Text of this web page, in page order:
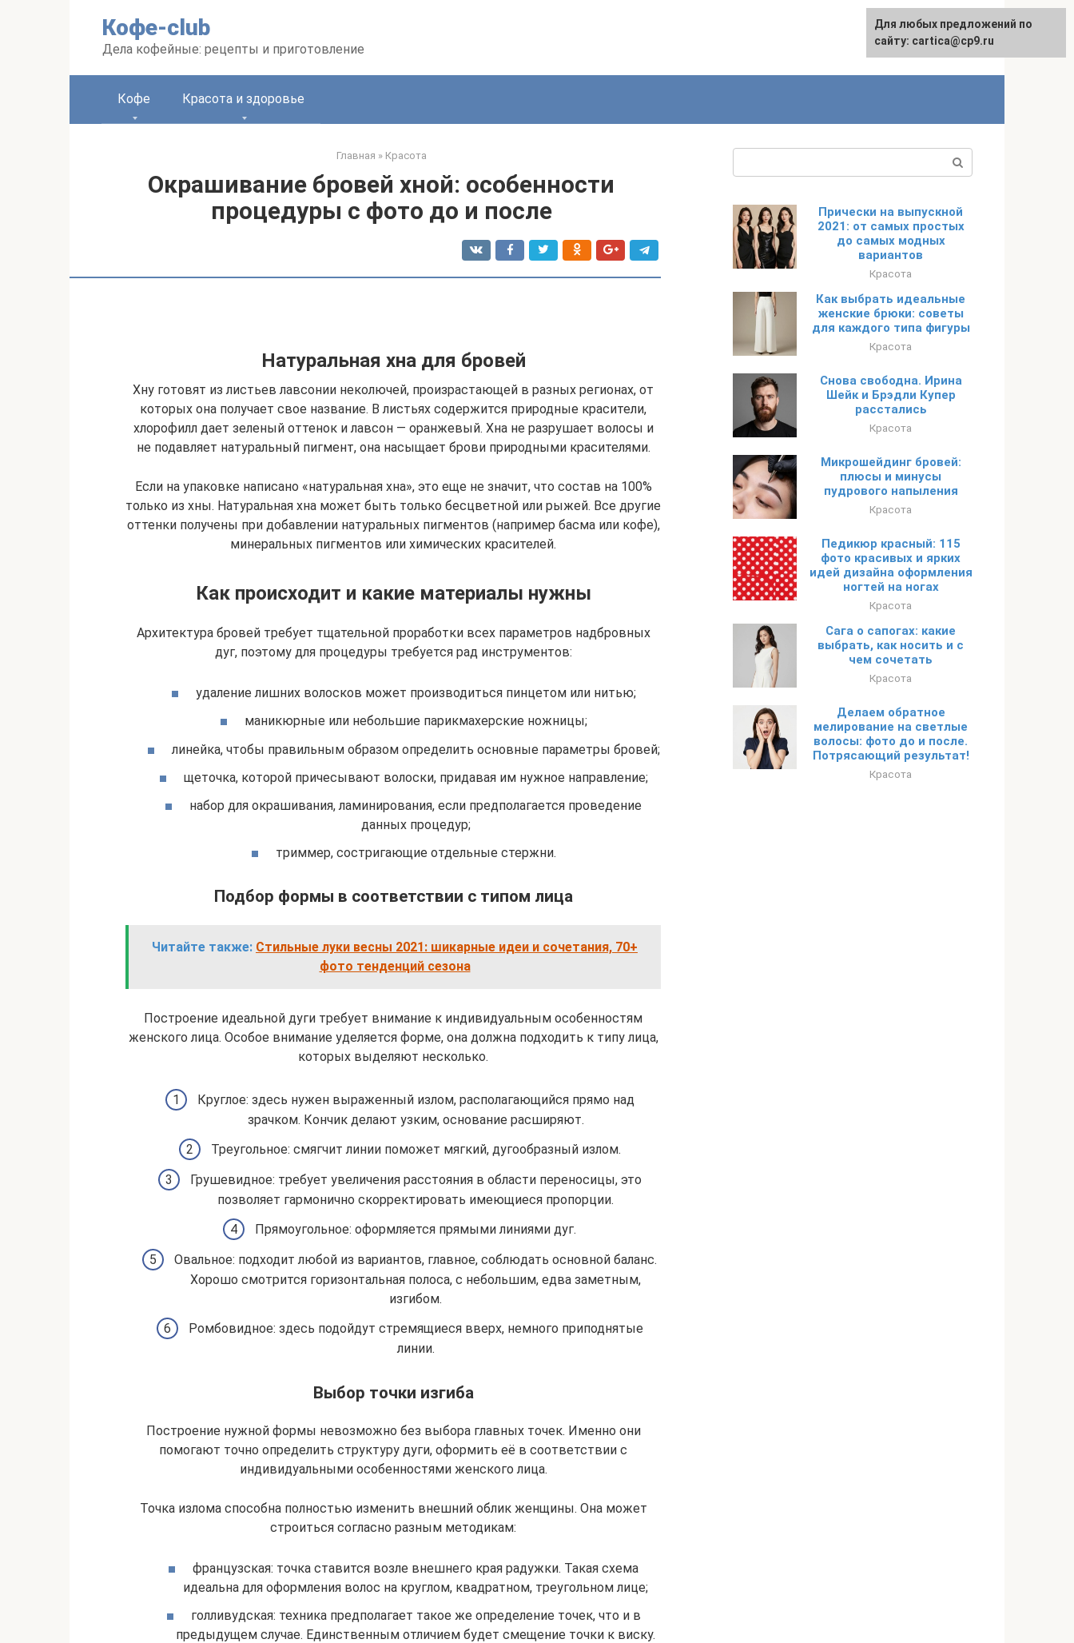
Кофе-club
Дела кофейные: рецепты и приготовление
English
Кофе Красота и здоровье
Главная » Красота
Окрашивание бровей хной: особенности
процедуры с фото до и после
Натуральная хна для бровей
Хну готовят из листьев лавсонии неколючей, произрастающей в разных регионах, от
которых она получает свое название. В листьях содержится природные красители,
хлорофилл дает зеленый оттенок и лавсон — оранжевый. Хна не разрушает волосы и
не подавляет натуральный пигмент, она насыщает брови природными красителями.
Если на упаковке написано «натуральная хна», это еще не значит, что состав на 100%
только из хны. Натуральная хна может быть только бесцветной или рыжей. Все другие
оттенки получены при добавлении натуральных пигментов (например басма или кофе),
минеральных пигментов или химических красителей.
Как происходит и какие материалы нужны
Архитектура бровей требует тщательной проработки всех параметров надбровных
дуг, поэтому для процедуры требуется рад инструментов:
удаление лишних волосков может производиться пинцетом или нитью;
маникюрные или небольшие парикмахерские ножницы;
линейка, чтобы правильным образом определить основные параметры бровей;
щеточка, которой причесывают волоски, придавая им нужное направление;
набор для окрашивания, ламинирования, если предполагается проведение
данных процедур;
триммер, состригающие отдельные стержни.
Подбор формы в соответствии с типом лица
Читайте также: Стильные луки весны 2021: шикарные идеи и сочетания, 70+
фото тенденций сезона
Построение идеальной дуги требует внимание к индивидуальным особенностям
женского лица. Особое внимание уделяется форме, она должна подходить к типу лица,
которых выделяют несколько.
Круглое: здесь нужен выраженный излом, располагающийся прямо над
зрачком. Кончик делают узким, основание расширяют.
Треугольное: смягчит линии поможет мягкий, дугообразный излом.
Грушевидное: требует увеличения расстояния в области переносицы, это
позволяет гармонично скорректировать имеющиеся пропорции.
Прямоугольное: оформляется прямыми линиями дуг.
Овальное: подходит любой из вариантов, главное, соблюдать основной баланс.
Хорошо смотрится горизонтальная полоса, с небольшим, едва заметным,
изгибом.
Ромбовидное: здесь подойдут стремящиеся вверх, немного приподнятые
линии.
Выбор точки изгиба
Построение нужной формы невозможно без выбора главных точек. Именно они
помогают точно определить структуру дуги, оформить её в соответствии с
индивидуальными особенностями женского лица.
Точка излома способна полностью изменить внешний облик женщины. Она может
строиться согласно разным методикам:
французская: точка ставится возле внешнего края радужки. Такая схема
идеальна для оформления волос на круглом, квадратном, треугольном лице;
голливудская: техника предполагает такое же определение точек, что и в
предыдущем случае. Единственным отличием будет смещение точки к виску.
Прически на выпускной
2021: от самых простых
до самых модных
вариантов
Красота
Как выбрать идеальные
женские брюки: советы
для каждого типа фигуры
Красота
Снова свободна. Ирина
Шейк и Брэдли Купер
расстались
Красота
Микрошейдинг бровей:
плюсы и минусы
пудрового напыления
Красота
Педикюр красный: 115
фото красивых и ярких
идей дизайна оформления
ногтей на ногах
Красота
Сага о сапогах: какие
выбрать, как носить и с
чем сочетать
Красота
Делаем обратное
мелирование на светлые
волосы: фото до и после.
Потрясающий результат!
Красота
Для любых предложений по
сайту: cartica@cp9.ru